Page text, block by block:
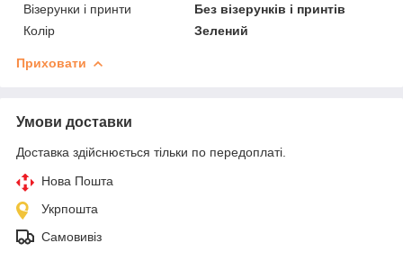
Візерунки і принти
Без візерунків і принтів
Колір
Зелений
Приховати
Умови доставки
Доставка здійснюється тільки по передоплаті.
Нова Пошта
Укрпошта
Самовивіз